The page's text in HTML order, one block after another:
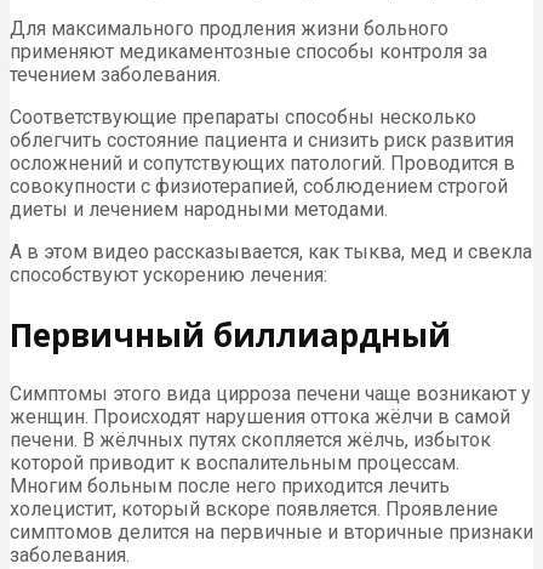
Для максимального продления жизни больного
применяют медикаментозные способы контроля за
течением заболевания.
Соответствующие препараты способны несколько
облегчить состояние пациента и снизить риск развития
осложнений и сопутствующих патологий. Проводится в
совокупности с физиотерапией, соблюдением строгой
диеты и лечением народными методами.
А в этом видео рассказывается, как тыква, мед и свекла
способствуют ускорению лечения:
Первичный биллиардный
Симптомы этого вида цирроза печени чаще возникают у
женщин. Происходят нарушения оттока жёлчи в самой
печени. В жёлчных путях скопляется жёлчь, избыток
которой приводит к воспалительным процессам.
Многим больным после него приходится лечить
холецистит, который вскоре появляется. Проявление
симптомов делится на первичные и вторичные признаки
заболевания.